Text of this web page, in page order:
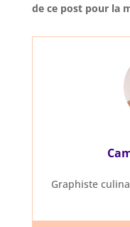
de ce post pour la
Graphiste